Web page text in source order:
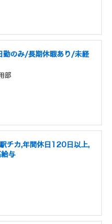
勤のみ/長期休暇あり/未経
部
チカ,年間休日120日以上,
与